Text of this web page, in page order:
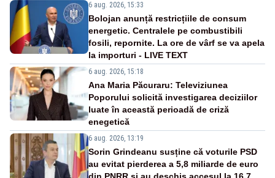
6 aug. 2026, 15:33
Bolojan anunță restricțiile de consum
energetic. Centralele pe combustibili
fosili, repornite. La ore de vârf se va apela
la importuri - LIVE TEXT
6 aug. 2026, 15:18
Ana Maria Păcuraru: Televiziunea
Poporului solicită investigarea deciziilor
luate în această perioadă de criză
enegetică
6 aug. 2026, 13:19
Sorin Grindeanu susține că voturile PSD
au evitat pierderea a 5,8 miliarde de euro